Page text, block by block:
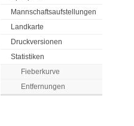
Mannschaftsaufstellungen
Landkarte
Druckversionen
Statistiken
Fieberkurve
Entfernungen